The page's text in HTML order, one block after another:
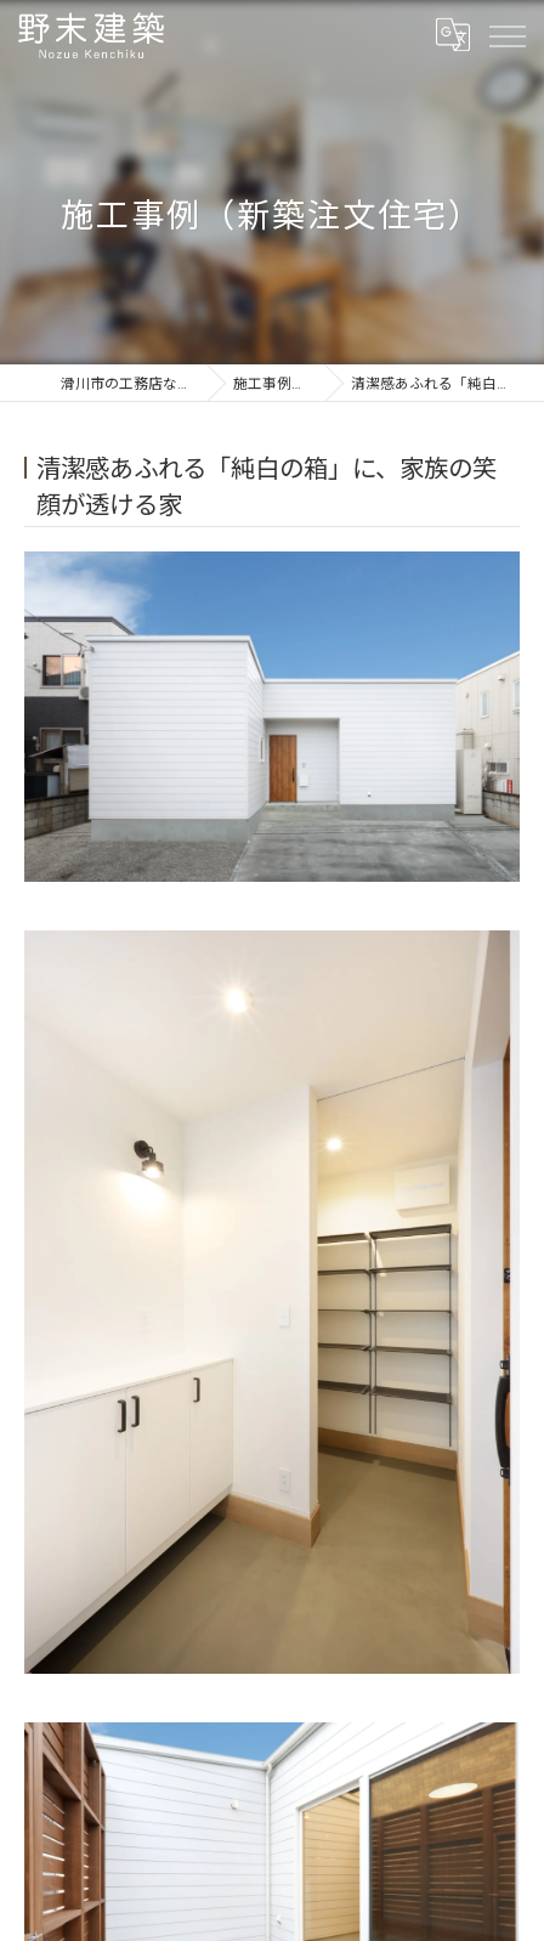
施工事例（新築注文住宅）
滑川市の工務店ならフルオーダーの野末建築 施工事例（新築注文住宅） 清潔感あふれる「純白の箱」に、家族の笑顔が透ける家
清潔感あふれる「純白の箱」に、家族の笑
顔が透ける家